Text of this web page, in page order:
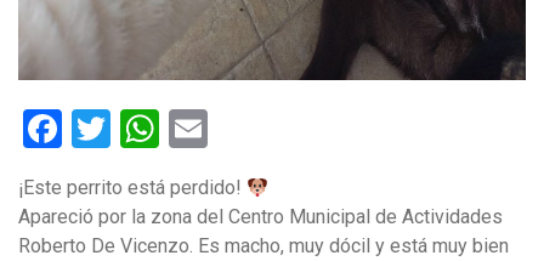
Facebook
TwitterWhatsApp
¡Este perrito está perdido!
Apareció por la zona del Centro Municipal de Actividades
Roberto De Vicenzo. Es macho, muy dócil y está muy bien